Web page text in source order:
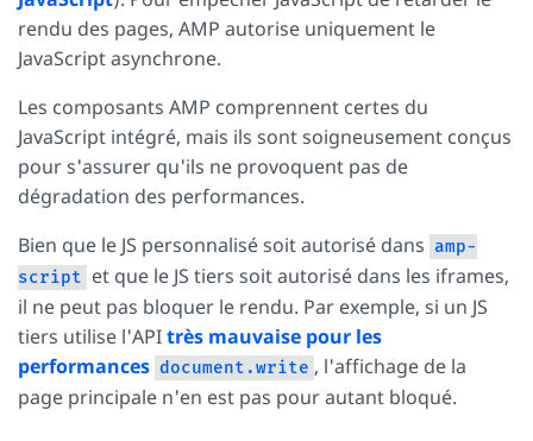
rendu des pages, AMP autorise uniquement le
JavaScript asynchrone.
Les composants AMP comprennent certes du
JavaScript intégré, mais ils sont soigneusement conçus
pour s'assurer qu'ils ne provoquent pas de
dégradation des performances.
Bien que le JS personnalisé soit autorisé dans amp-
script et que le JS tiers soit autorisé dans les iframes,
il ne peut pas bloquer le rendu. Par exemple, si un JS
tiers utilise l'APItrès mauvaise pour les
performances document.write , l'affichage de la
page principale n'en est pas pour autant bloqué.